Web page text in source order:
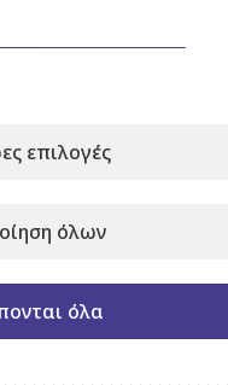
200 kva
αυτόματο πίνακα
32.500,00€
220 kva
αυτόματο
επιλογές
όλων
όλα